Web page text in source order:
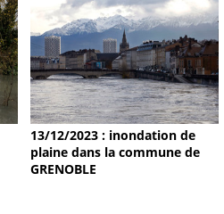
13/12/2023 : inondation de
plaine dans la commune de
GRENOBLE